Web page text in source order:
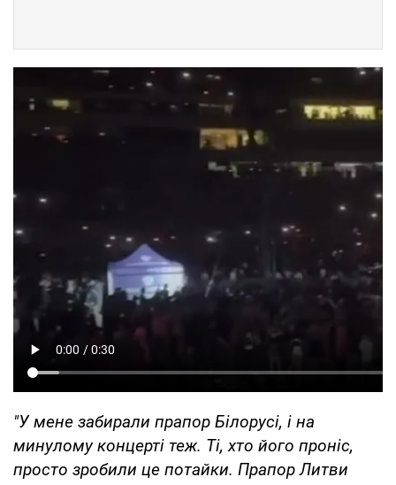
"У мене забирали прапор Білорусі, і на
минулому концерті теж. Ті, хто його проніс,
просто зробили це потайки. Прапор Литви